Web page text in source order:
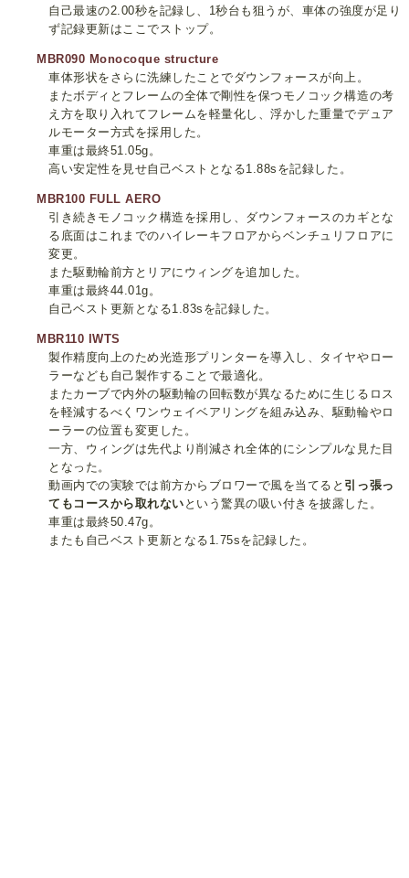
自己最速の2.00秒を記録し、1秒台も狙うが、車体の強度が足り
ず記録更新はここでストップ。
MBR090 Monocoque structure
車体形状をさらに洗練したことでダウンフォースが向上。
またボディとフレームの全体で剛性を保つモノコック構造の考
え方を取り入れてフレームを軽量化し、浮かした重量でデュア
ルモーター方式を採用した。
車重は最終51.05g。
高い安定性を見せ自己ベストとなる1.88sを記録した。
MBR100 FULL AERO
引き続きモノコック構造を採用し、ダウンフォースのカギとな
る底面はこれまでのハイレーキフロアからベンチュリフロアに
変更。
また駆動輪前方とリアにウィングを追加した。
車重は最終44.01g。
自己ベスト更新となる1.83sを記録した。
MBR110 IWTS
製作精度向上のため光造形プリンターを導入し、タイヤやロー
ラーなども自己製作することで最適化。
またカーブで内外の駆動輪の回転数が異なるために生じるロス
を軽減するべくワンウェイベアリングを組み込み、駆動輪やロ
ーラーの位置も変更した。
一方、ウィングは先代より削減され全体的にシンプルな見た目
となった。
動画内での実験では前方からブロワーで風を当てると 引っ張っ
てもコースから取れない という驚異の吸い付きを披露した。
車重は最終50.47g。
またも自己ベスト更新となる1.75sを記録した。